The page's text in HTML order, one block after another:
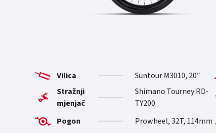
Vilica
Suntour M3010, 20″
Stražnji
mjenjač
Shimano Tourney RD-
TY200
Pogon Prowheel, 32T, 114mm